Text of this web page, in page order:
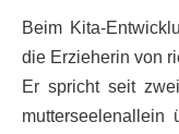
Beim Kita-
die Erzieherin von
Er spricht seit
mutterseelenallein